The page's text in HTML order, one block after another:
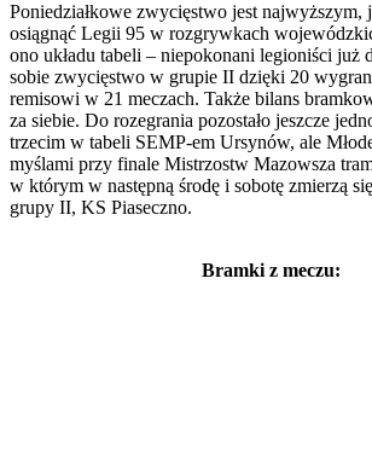
Poniedziałkowe zwycięstwo jest najwyższym,
osiągnąć Legii 95 w rozgrywkach
ono układu tabeli – niepokonani legioniści już
sobie zwycięstwo w grupie II dzięki 20
remisowi w 21 meczach. Także bilans
za siebie. Do rozegrania pozostało jeszcze
trzecim w tabeli SEMP-em Ursynów, ale
myślami przy finale Mistrzostw Mazowsza
w którym w następną środę i sobotę zmierzą
grupy II, KS Piaseczno.
Bramki z meczu: